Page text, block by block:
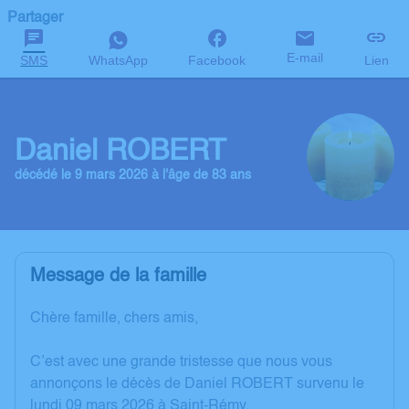
Partager
SMS WhatsApp Facebook E-mail Lien
Daniel ROBERT
décédé le 9 mars 2026 à l'âge de 83 ans
Message de la famille
Chère famille, chers amis,
C’est avec une grande tristesse que nous vous
annonçons le décès de Daniel ROBERT survenu le